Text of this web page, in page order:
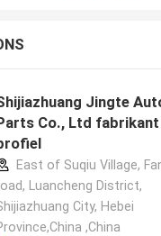
Jingte
Co., Ltd fabrikant
East of Suqiu Village,
Luancheng District,
City, Hebei
,China